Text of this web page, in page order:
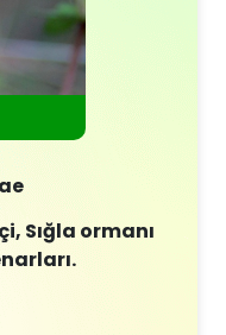
Sığla ormanı